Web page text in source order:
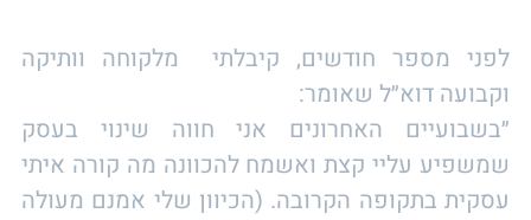
לפני מספר חודשים, קיבלתי מלקוחה וותיקה
וקבועה דוא״ל שאומר:
״בשבועיים האחרונים אני חווה שינוי בעסק
שמשפיע עליי קצת ואשמח להכוונה מה קורה איתי
עסקית בתקופה הקרובה. (הכיוון שלי אמנם מעולה